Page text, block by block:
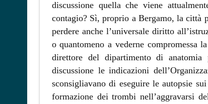
discussione quella che viene
contagio? Sì, proprio a Bergamo, la città
perdere anche l’universale diritto
o quantomeno a vederne
direttore del dipartimento di anatomia
discussione le indicazioni
sconsigliavano di eseguire le autopsie
formazione dei trombi nell’aggravarsi